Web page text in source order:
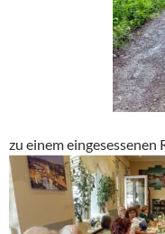
zu einem eingesessenen